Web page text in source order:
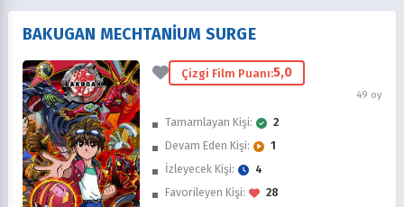
BAKUGAN MECHTANIUM SURGE
Çizgi Film Puanı:5,0
49 oy
Tamamlayan Kişi:
2
Devam Eden Kişi:
1
İzleyecek Kişi:
4
Favorileyen Kişi:
28